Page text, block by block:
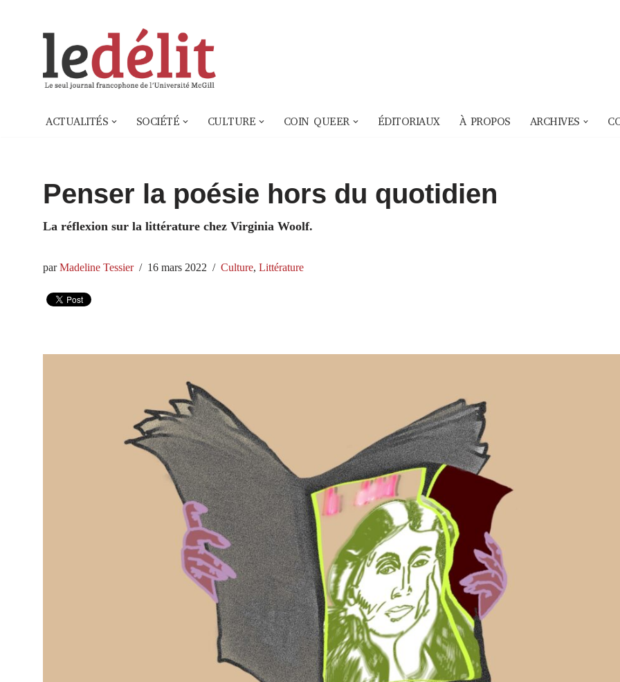
ACTUALITÉS SOCIÉTÉ CULTURE COIN QUEER ÉDITORIAUX À PROPOS ARCHIVES
Penser la poésie hors du quotidien
La réflexion sur la littérature chez Virginia Woolf.
parMadeline Tessier 16 mars 2022 Culture, Littérature